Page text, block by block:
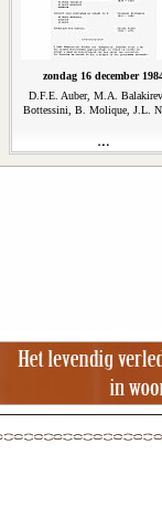
zondag 16 december
D.F.E. Auber, M.A.
Bottessini, B. Molique, J.L.